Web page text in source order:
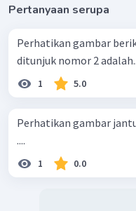
Pertanyaan serupa
Perhatikan gambar berikut! Fungsi bagian
ditunjuk nomor 2
1 5.0
Perhatikan gambar jantung di
....
1 0.0